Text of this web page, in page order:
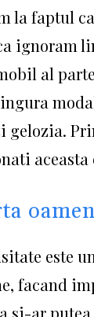
la faptul
ignoram
al
gelozia.
aceasta
este
facand
si-ar